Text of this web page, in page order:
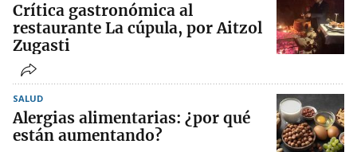
Crítica gastronómica al
restaurante La cúpula, por Aitzol
Zugasti
SALUD
Alergias alimentarias: ¿por qué
están aumentando?